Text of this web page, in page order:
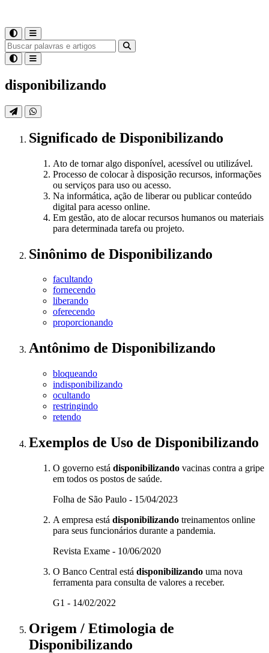
disponibilizando
Significado de Disponibilizando
Ato de tornar algo disponível, acessível ou utilizável.
Processo de colocar à disposição recursos, informações
ou serviços para uso ou acesso.
Na informática, ação de liberar ou publicar conteúdo
digital para acesso online.
Em gestão, ato de alocar recursos humanos ou materiais
para determinada tarefa ou projeto.
Sinônimo de Disponibilizando
facultando
fornecendo
liberando
oferecendo
proporcionando
Antônimo de Disponibilizando
bloqueando
indisponibilizando
ocultando
restringindo
retendo
Exemplos de Uso de Disponibilizando
O governo está disponibilizando vacinas contra a gripe
em todos os postos de saúde.
Folha de São Paulo - 15/04/2023
A empresa está disponibilizando treinamentos online
para seus funcionários durante a pandemia.
Revista Exame - 10/06/2020
O Banco Central está disponibilizando uma nova
ferramenta para consulta de valores a receber.
G1 - 14/02/2022
Origem / Etimologia de
Disponibilizando